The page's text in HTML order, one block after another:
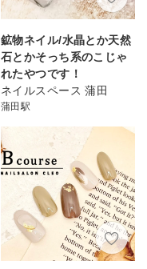
鉱物ネイル/水晶とか天然
石とかそっち系のこじゃ
れたやつです！
ネイルスペース 蒲田
蒲田駅